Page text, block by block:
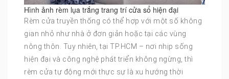
Hình ảnh rèm lụa trắng trang trí cửa sổ hiện đại
Rèm cửa truyền thống có thể hợp với một số không
gian nhỏ như nhà ở đơn giản hoặc tại các vùng
nông thôn. Tuy nhiên, tại TP.HCM – nơi nhịp sống
hiện đại và công nghệ phát triển không ngừng, thì
rèm cửa tự động mới thực sự là xu hướng thời